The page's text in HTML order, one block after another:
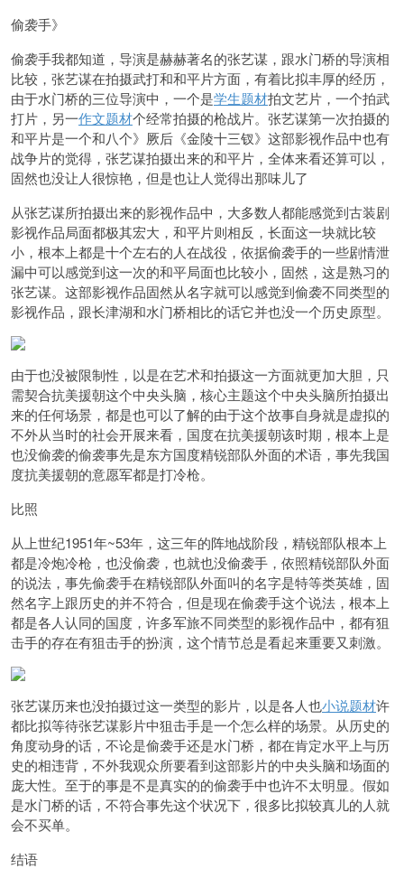
偷袭手》
偷袭手我都知道，导演是赫赫著名的张艺谋，跟水门桥的导演相
比较，张艺谋在拍摄武打和和平片方面，有着比拟丰厚的经历，
由于水门桥的三位导演中，一个是学生题材拍文艺片，一个拍武
打片，另一作文题材个经常拍摄的枪战片。张艺谋第一次拍摄的
和平片是一个和八个》厥后《金陵十三钗》这部影视作品中也有
战争片的觉得，张艺谋拍摄出来的和平片，全体来看还算可以，
固然也没让人很惊艳，但是也让人觉得出那味儿了
从张艺谋所拍摄出来的影视作品中，大多数人都能感觉到古装剧
影视作品局面都极其宏大，和平片则相反，长面这一块就比较
小，根本上都是十个左右的人在战役，依据偷袭手的一些剧情泄
漏中可以感觉到这一次的和平局面也比较小，固然，这是熟习的
张艺谋。这部影视作品固然从名字就可以感觉到偷袭不同类型的
影视作品，跟长津湖和水门桥相比的话它并也没一个历史原型。
由于也没被限制性，以是在艺术和拍摄这一方面就更加大胆，只
需契合抗美援朝这个中央头脑，核心主题这个中央头脑所拍摄出
来的任何场景，都是也可以了解的由于这个故事自身就是虚拟的
不外从当时的社会开展来看，国度在抗美援朝该时期，根本上是
也没偷袭的偷袭事先是东方国度精锐部队外面的术语，事先我国
度抗美援朝的意愿军都是打冷枪。
比照
从上世纪1951年~53年，这三年的阵地战阶段，精锐部队根本上
都是冷炮冷枪，也没偷袭，也就也没偷袭手，依照精锐部队外面
的说法，事先偷袭手在精锐部队外面叫的名字是特等类英雄，固
然名字上跟历史的并不符合，但是现在偷袭手这个说法，根本上
都是各人认同的国度，许多军旅不同类型的影视作品中，都有狙
击手的存在有狙击手的扮演，这个情节总是看起来重要又刺激。
张艺谋历来也没拍摄过这一类型的影片，以是各人也小说题材许
都比拟等待张艺谋影片中狙击手是一个怎么样的场景。从历史的
角度动身的话，不论是偷袭手还是水门桥，都在肯定水平上与历
史的相违背，不外我观众所要看到这部影片的中央头脑和场面的
庞大性。至于的事是不是真实的的偷袭手中也许不太明显。假如
是水门桥的话，不符合事先这个状况下，很多比拟较真儿的人就
会不买单。
结语